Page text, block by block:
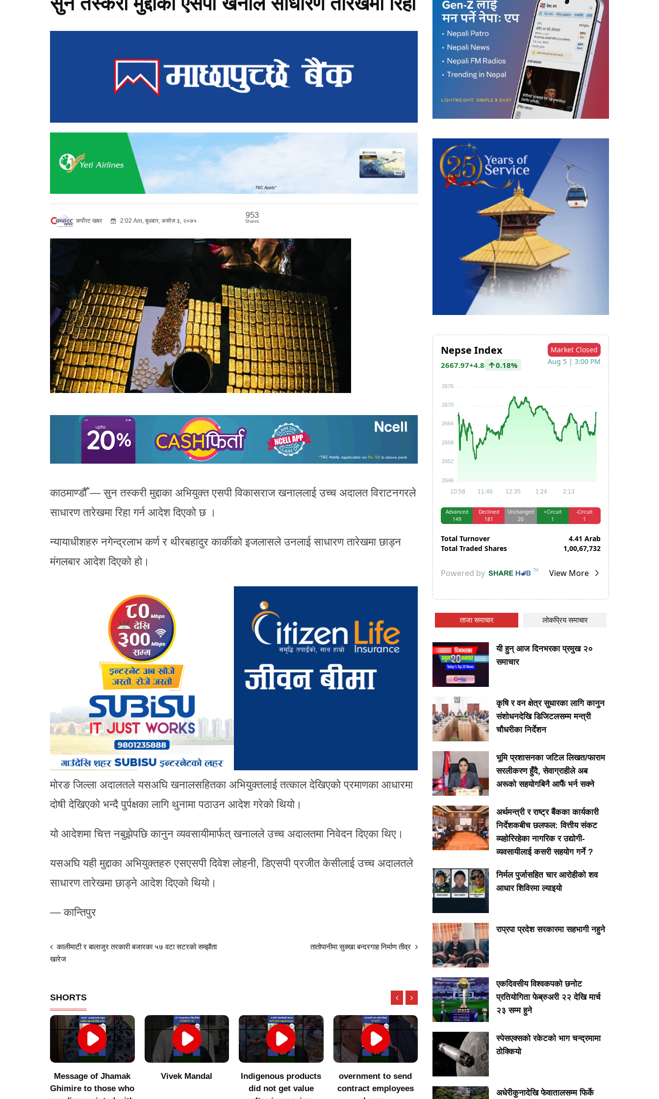
कर्पोरट खबर 2:02 Am, बुधबार, असोज ३, २०७५
953
Shares
काठमाण्डौँ — सुन तस्करी मुद्दाका अभियुक्त एसपी विकासराज खनाललाई उच्च अदालत विराटनगरले
साधारण तारेखमा रिहा गर्न आदेश दिएको छ ।
न्यायाधीशहरु नगेन्द्रलाभ कर्ण र थीरबहादुर कार्कीको इजलासले उनलाई साधारण तारेखमा छाड्न
मंगलबार आदेश दिएको हो।
मोरङ जिल्ला अदालतले यसअघि खनालसहितका अभियुक्तलाई तत्काल देखिएको प्रमाणका आधारमा
दोषी देखिएको भन्दै पुर्पक्षका लागि थुनामा पठाउन आदेश गरेको थियो।
यो आदेशमा चित्त नबुझेपछि कानुन व्यवसायीमार्फत् खनालले उच्च अदालतमा निवेदन दिएका थिए।
यसअघि यही मुद्दाका अभियुक्तहरु एसएसपी दिवेश लोहनी, डिएसपी प्रजीत केसीलाई उच्च अदालतले
साधारण तारेखमा छाड्ने आदेश दिएको थियो।
— कान्तिपुर
कालीमाटी र बालाजुर तरकारी बजारका ५७ वटा सटरको सम्झौता
खारेज
तातोपानीमा सुक्खा बन्दरगाह निर्माण तीव्र
SHORTS
Vivek Mandal
Indigenous products
overnment to send
contract employees
सातै प्रदेशमा एमालेसँगको
सहकार्य अन्त्य गर्ने
२३ स्वास्थ्यकर्मी ‘बेपत्ता’
वितरण
ताजा समाचार लोकप्रिय समाचार
यी हुन् आज दिनभरका प्रमुख २०
समाचार
कृषि र वन क्षेत्र सुधारका लागि कानुन
संशोधनदेखि डिजिटलसम्म मन्त्री
चौधरीका निर्देशन
भूमि प्रशासनका जटिल लिखत/फाराम
सरलीकरण हुँदै, सेवाग्राहीले अब
अरूको सहयोगबिनै आफैं भर्न सक्ने
अर्थमन्त्री र राष्ट्र बैंकका कार्यकारी
निर्देशकबीच छलफल: वित्तीय संकट
व्यहोरिरहेका नागरिक र उद्योगी-
व्यवसायीलाई कसरी सहयोग गर्ने ?
निर्मल पुर्जासहित चार आरोहीको शव
आधार शिविरमा ल्याइयो
राप्रपा प्रदेश सरकारमा सहभागी नहुने
एकदिवसीय विश्वकपको छनोट
प्रतियोगिता फेब्रुअरी २२ देखि मार्च
२३ सम्म हुने
स्पेसएक्सको रकेटको भाग चन्द्रमामा
ठोक्कियो
अधेरीकुनादेखि फेवातालसम्म फिर्के